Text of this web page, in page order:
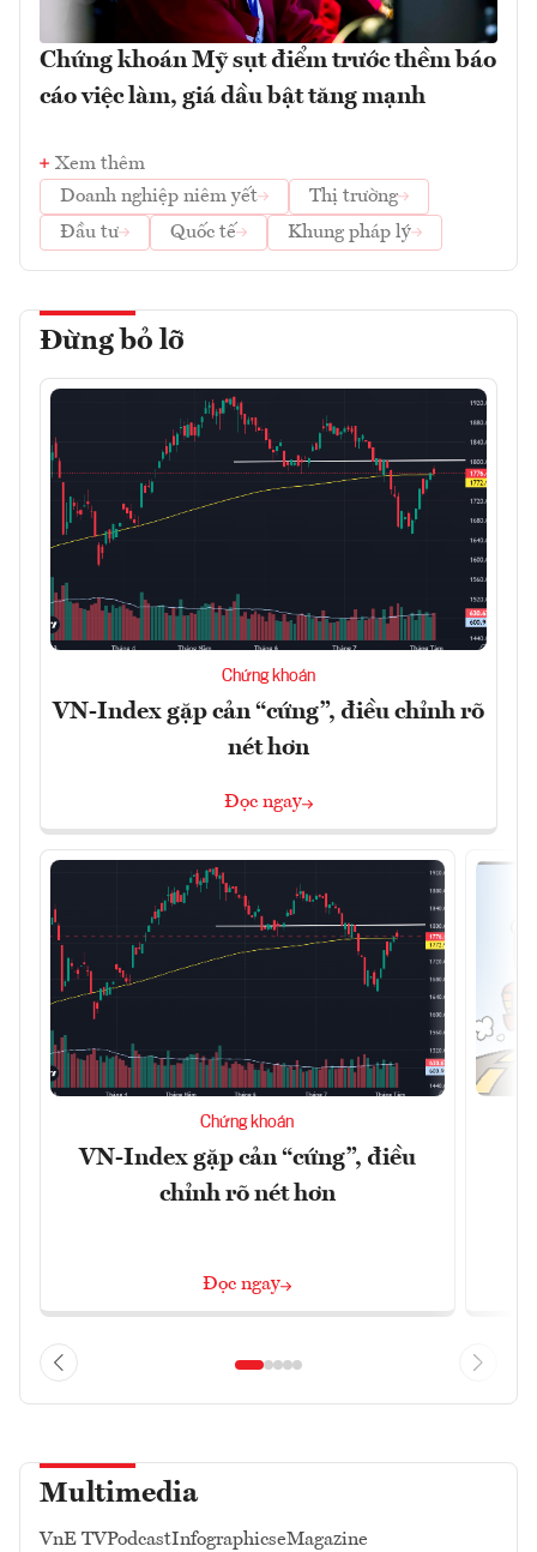
Chứng khoán Mỹ sụt điểm trước thềm báo
cáo việc làm, giá dầu bật tăng mạnh
Xem thêm
Doanh nghiệp niêm yết
Thị trường
Đầu tư
Quốc tế Khung pháp lý
Đừng bỏ lỡ
Chứng khoán
VN-Index gặp cản “cứng”, điều chỉnh rõ
nét hơn
Đọc ngay
Chứng khoán
VN-Index gặp cản “cứng”, điều
chỉnh rõ nét hơn
Đọc ngay
Multimedia
VnE TVPodcastInfographicseMagazine